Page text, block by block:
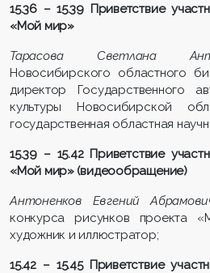
15.36 – 15.39 Приветствие
«Мой мир»
Тарасова Светлана
Новосибирского областного
директор Государственного
культуры Новосибирской
государственная областная
15.39 – 15.42 Приветствие
«Мой мир» (видеообращение)
Антоненков Евгений
конкурса рисунков проекта
художник и иллюстратор;
15.42 – 15.45 Приветствие